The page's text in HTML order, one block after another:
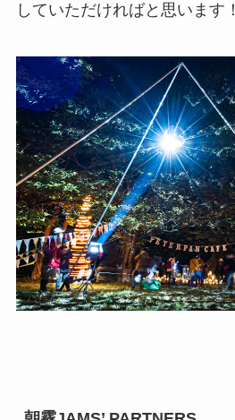
していただければと思います！